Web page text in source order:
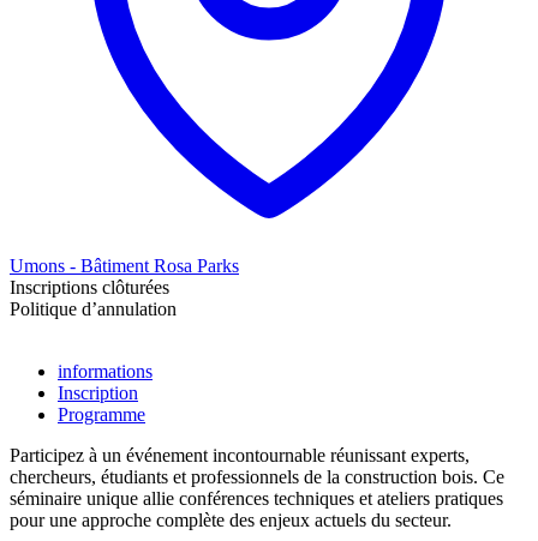
Umons - Bâtiment Rosa Parks
Inscriptions clôturées
Politique d’annulation
informations
Inscription
Programme
Participez à un événement incontournable réunissant experts,
chercheurs, étudiants et professionnels de la construction bois. Ce
séminaire unique allie conférences techniques et ateliers pratiques
pour une approche complète des enjeux actuels du secteur.